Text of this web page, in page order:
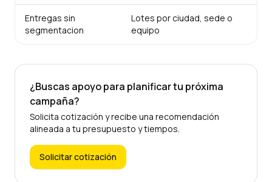
Entregas sin
segmentacion
Lotes por ciudad, sede o
equipo
¿Buscas apoyo para planificar tu próxima
campaña?
Solicita cotización y recibe una recomendación
alineada a tu presupuesto y tiempos.
Solicitar cotización